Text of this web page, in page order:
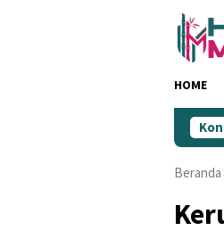
HOME
Minta Maaf: Dinilai Rendahkan
Beranda